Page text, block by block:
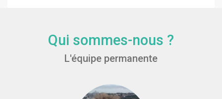
Qui sommes-nous ?
L'équipe permanente